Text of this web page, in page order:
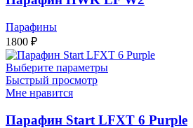
Парафины
1800 ₽
Выберите параметры
Быстрый просмотр
Мне нравится
Парафин Start LFXT 6 Purple